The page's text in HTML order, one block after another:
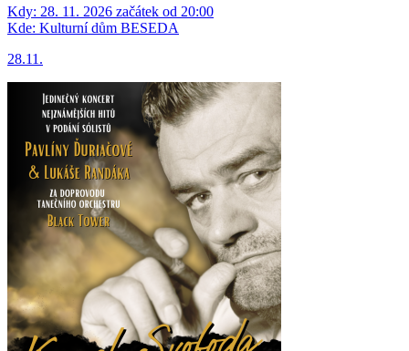
Kdy: 28. 11. 2026 začátek od 20:00
Kde: Kulturní dům BESEDA
28.11.